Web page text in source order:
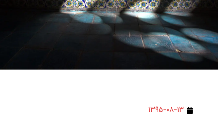
۱۳۹۵-۰۸-۱۳